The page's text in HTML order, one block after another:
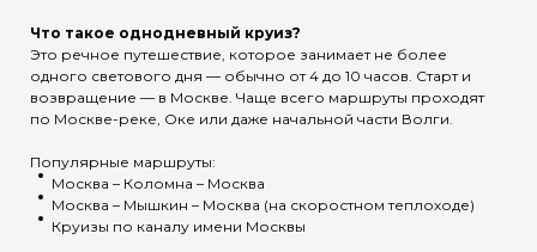
Что такое однодневный круиз?
Это речное путешествие, которое занимает не более
одного светового дня — обычно от 4 до 10 часов. Старт и
возвращение — в Москве. Чаще всего маршруты проходят
по Москве-реке, Оке или даже начальной части Волги.
Популярные маршруты:
Москва – Коломна – Москва
Москва – Мышкин – Москва (на скоростном теплоходе)
Круизы по каналу имени Москвы